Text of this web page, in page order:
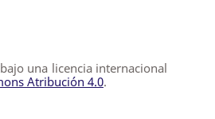
una licencia internacional
Atribución 4.0.